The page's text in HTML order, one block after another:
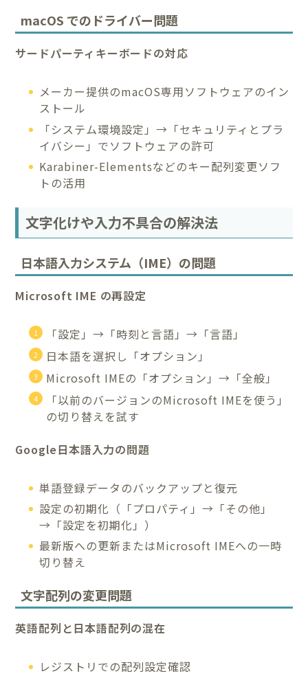
macOS でのドライバー問題
サードパーティキーボードの対応
メーカー提供のmacOS専用ソフトウェアのイン
ストール
「システム環境設定」→「セキュリティとプラ
イバシー」でソフトウェアの許可
Karabiner-Elementsなどのキー配列変更ソフ
トの活用
文字化けや入力不具合の解決法
日本語入力システム（IME）の問題
Microsoft IME の再設定
「設定」→「時刻と言語」→「言語」
日本語を選択し「オプション」
Microsoft IMEの「オプション」→「全般」
「以前のバージョンのMicrosoft IMEを使う」
の切り替えを試す
Google日本語入力の問題
単語登録データのバックアップと復元
設定の初期化（「プロパティ」→「その他」
→「設定を初期化」）
最新版への更新またはMicrosoft IMEへの一時
切り替え
文字配列の変更問題
英語配列と日本語配列の混在
レジストリでの配列設定確認